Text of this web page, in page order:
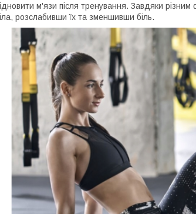
м'язи після тренування. Завдяки
розслабивши їх та зменшивши біль.